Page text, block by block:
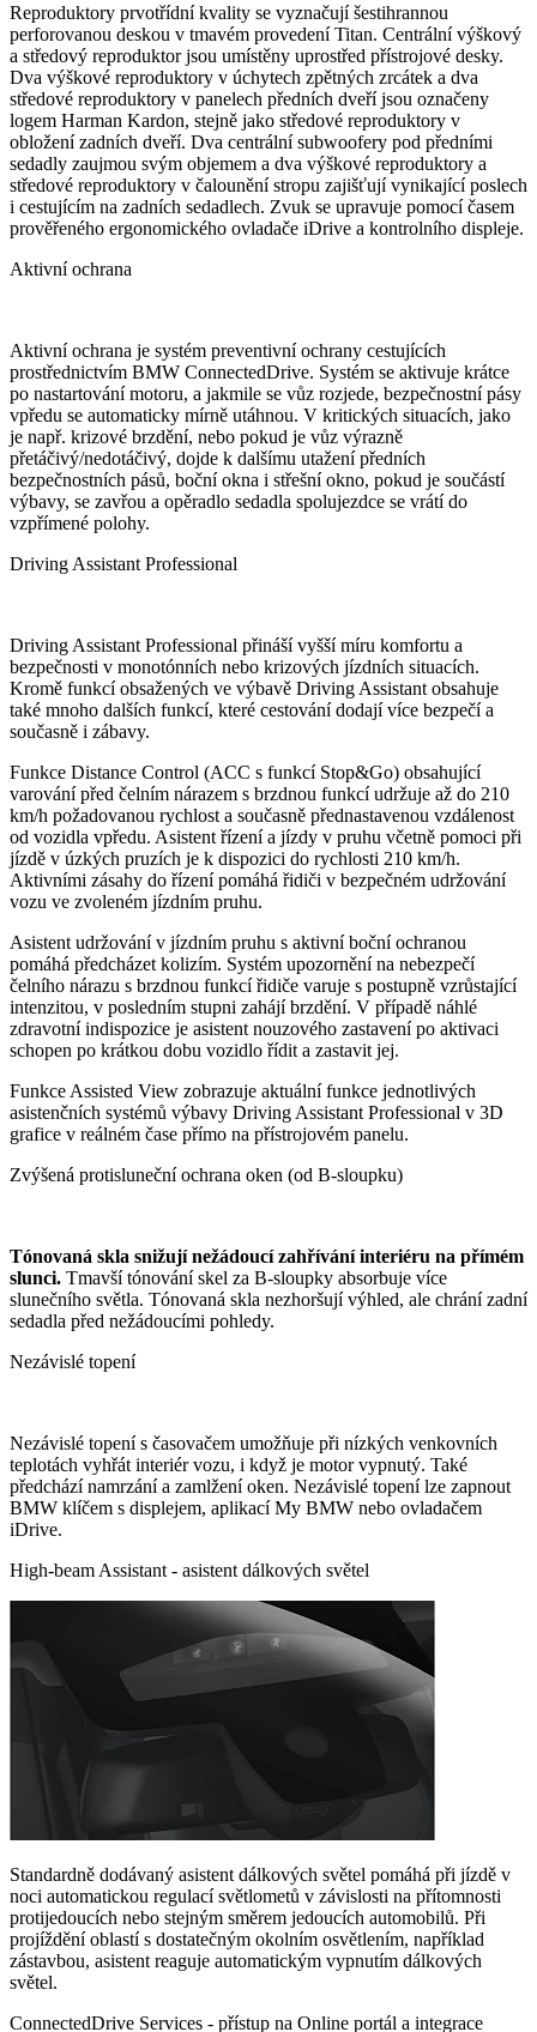
Reproduktory prvotřídní kvality se vyznačují šestihrannou
perforovanou deskou v tmavém provedení Titan. Centrální výškový
a středový reproduktor jsou umístěny uprostřed přístrojové desky.
Dva výškové reproduktory v úchytech zpětných zrcátek a dva
středové reproduktory v panelech předních dveří jsou označeny
logem Harman Kardon, stejně jako středové reproduktory v
obložení zadních dveří. Dva centrální subwoofery pod předními
sedadly zaujmou svým objemem a dva výškové reproduktory a
středové reproduktory v čalounění stropu zajišťují vynikající poslech
i cestujícím na zadních sedadlech. Zvuk se upravuje pomocí časem
prověřeného ergonomického ovladače iDrive a kontrolního displeje.
Aktivní ochrana
Aktivní ochrana je systém preventivní ochrany cestujících
prostřednictvím BMW ConnectedDrive. Systém se aktivuje krátce
po nastartování motoru, a jakmile se vůz rozjede, bezpečnostní pásy
vpředu se automaticky mírně utáhnou. V kritických situacích, jako
je např. krizové brzdění, nebo pokud je vůz výrazně
přetáčivý/nedotáčivý, dojde k dalšímu utažení předních
bezpečnostních pásů, boční okna i střešní okno, pokud je součástí
výbavy, se zavřou a opěradlo sedadla spolujezdce se vrátí do
vzpřímené polohy.
Driving Assistant Professional
Driving Assistant Professional přináší vyšší míru komfortu a
bezpečnosti v monotónních nebo krizových jízdních situacích.
Kromě funkcí obsažených ve výbavě Driving Assistant obsahuje
také mnoho dalších funkcí, které cestování dodají více bezpečí a
současně i zábavy.
Funkce Distance Control (ACC s funkcí Stop&Go) obsahující
varování před čelním nárazem s brzdnou funkcí udržuje až do 210
km/h požadovanou rychlost a současně přednastavenou vzdálenost
od vozidla vpředu. Asistent řízení a jízdy v pruhu včetně pomoci při
jízdě v úzkých pruzích je k dispozici do rychlosti 210 km/h.
Aktivními zásahy do řízení pomáhá řidiči v bezpečném udržování
vozu ve zvoleném jízdním pruhu.
Asistent udržování v jízdním pruhu s aktivní boční ochranou
pomáhá předcházet kolizím. Systém upozornění na nebezpečí
čelního nárazu s brzdnou funkcí řidiče varuje s postupně vzrůstající
intenzitou, v posledním stupni zahájí brzdění. V případě náhlé
zdravotní indispozice je asistent nouzového zastavení po aktivaci
schopen po krátkou dobu vozidlo řídit a zastavit jej.
Funkce Assisted View zobrazuje aktuální funkce jednotlivých
asistenčních systémů výbavy Driving Assistant Professional v 3D
grafice v reálném čase přímo na přístrojovém panelu.
Zvýšená protisluneční ochrana oken (od B-sloupku)
Tónovaná skla snižují nežádoucí zahřívání interiéru na přímém
slunci. Tmavší tónování skel za B-sloupky absorbuje více
slunečního světla. Tónovaná skla nezhoršují výhled, ale chrání zadní
sedadla před nežádoucími pohledy.
Nezávislé topení
Nezávislé topení s časovačem umožňuje při nízkých venkovních
teplotách vyhřát interiér vozu, i když je motor vypnutý. Také
předchází namrzání a zamlžení oken. Nezávislé topení lze zapnout
BMW klíčem s displejem, aplikací My BMW nebo ovladačem
iDrive.
High-beam Assistant - asistent dálkových světel
Standardně dodávaný asistent dálkových světel pomáhá při jízdě v
noci automatickou regulací světlometů v závislosti na přítomnosti
protijedoucích nebo stejným směrem jedoucích automobilů. Při
projíždění oblastí s dostatečným okolním osvětlením, například
zástavbou, asistent reaguje automatickým vypnutím dálkových
světel.
ConnectedDrive Services - přístup na Online portál a integrace